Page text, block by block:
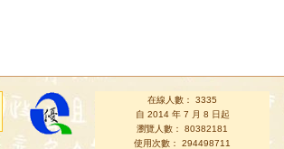
在線人數： 3335
自 2014 年 7 月 8 日起
瀏覽人數： 80382181
使用次數： 294498711